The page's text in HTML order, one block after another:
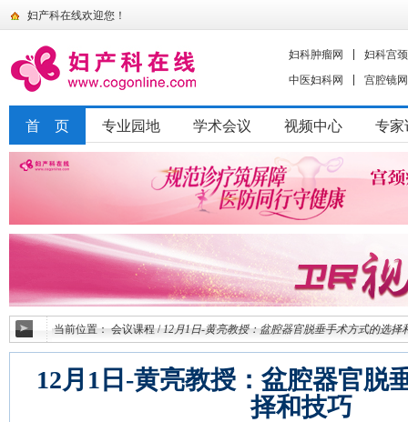
妇产科在线欢迎您！
妇科肿瘤网
妇科宫
中医妇科网
宫腔镜网
首 页 专业园地 学术会议 视频中心 专家
当前位置：会议课程 / 12月1日-黄亮教授：盆腔器官脱垂手术方式的选择
12月1日-黄亮教授：盆腔器官脱
择和技巧